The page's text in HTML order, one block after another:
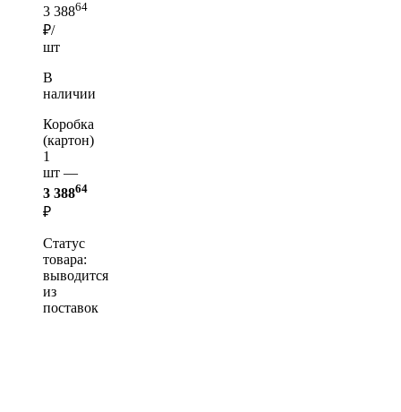
3 38864
₽/
шт
В
наличии
Коробка
(картон)
1
шт —
3 38864
₽
Статус
товара:
выводится
из
поставок